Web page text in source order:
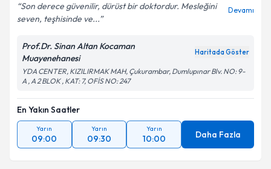
Son derece güvenilir, dürüst bir doktordur. Mesleğini
seven, teşhisinde ve...
Devamı
Prof.Dr. Sinan Altan Kocaman
Muayenehanesi
Haritada Göster
YDA CENTER, KIZILIRMAK MAH, Çukurambar, Dumlupınar Blv. NO: 9-
A , A 2 BLOK , KAT: 7, OFİS NO: 247
En Yakın Saatler
Yarın
09:00
Yarın
09:30
Yarın
10:00 Daha Fazla